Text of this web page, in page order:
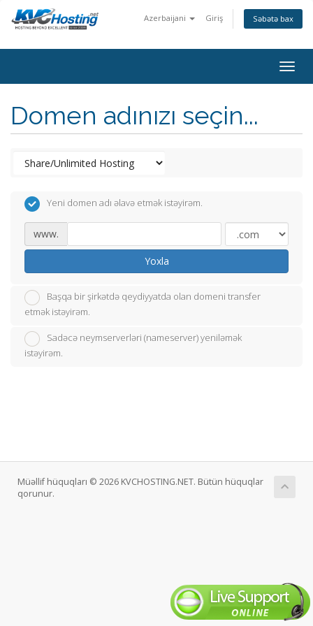
Azerbaijani Giriş Səbətə bax
Domen adınızı seçin...
Yeni domen adı əlavə etmək istəyirəm.
www.
Yoxla
Başqa bir şirkətdə qeydiyyatda olan domeni transfer
etmək istəyirəm.
Sadəcə neymserverləri (nameserver) yeniləmək
istəyirəm.
Müəllif hüquqları © 2026 KVCHOSTING.NET. Bütün hüquqlar
qorunur.